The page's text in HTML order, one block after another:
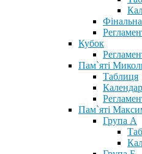
Кубок
Пам`яті
Таблиця
Календар
Пам`яті
Група А